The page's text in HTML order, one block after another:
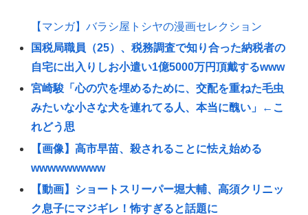
【マンガ】バラシ屋トシヤの漫画セレクション
国税局職員（25）、税務調査で知り合った納税者の
自宅に出入りしお小遣い1億5000万円頂戴するwww
宮崎駿「心の穴を埋めるために、交配を重ねた毛虫
みたいな小さな犬を連れてる人、本当に醜い」←こ
れどう思
【画像】高市早苗、殺されることに怯え始める
wwwwwwwww
【動画】ショートスリーパー堀大輔、高須クリニッ
ク息子にマジギレ！怖すぎると話題に